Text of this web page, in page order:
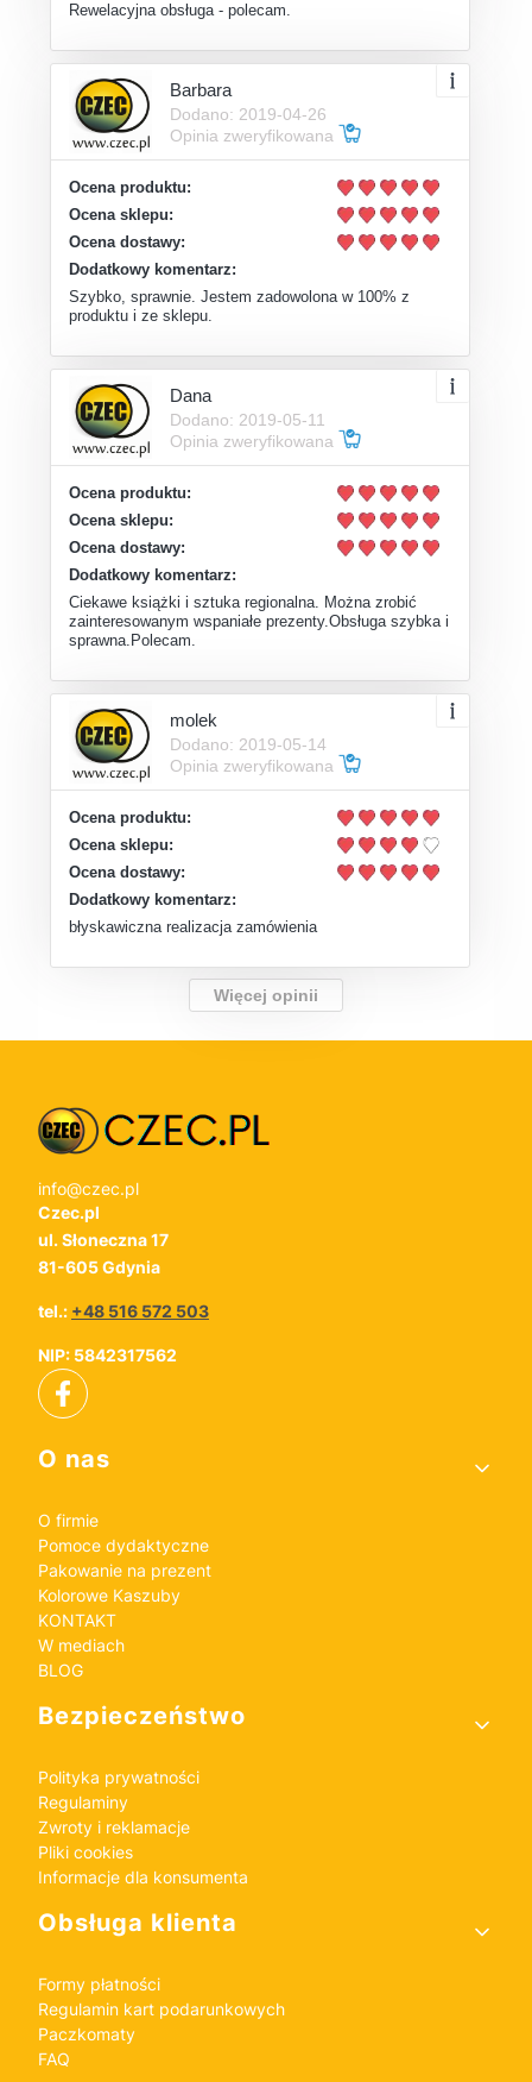
Rewelacyjna obsługa - polecam.
Barbara
Dodano: 2019-04-26
Opinia zweryfikowana
Ocena produktu:
Ocena sklepu:
Ocena dostawy:
Dodatkowy komentarz:
Szybko, sprawnie. Jestem zadowolona w 100% z
produktu i ze sklepu.
Dana
Dodano: 2019-05-11
Opinia zweryfikowana
Ocena produktu:
Ocena sklepu:
Ocena dostawy:
Dodatkowy komentarz:
Ciekawe książki i sztuka regionalna. Można zrobić
zainteresowanym wspaniałe prezenty.Obsługa szybka i
sprawna.Polecam.
molek
Dodano: 2019-05-14
Opinia zweryfikowana
Ocena produktu:
Ocena sklepu:
Ocena dostawy:
Dodatkowy komentarz:
błyskawiczna realizacja zamówienia
Więcej opinii
info@czec.pl
Czec.pl
ul. Słoneczna 17
81-605 Gdynia
tel.: +48 516 572 503
NIP: 5842317562
Linki w stopce
O nas
O firmie
Pomoce dydaktyczne
Pakowanie na prezent
Kolorowe Kaszuby
KONTAKT
W mediach
BLOG
Bezpieczeństwo
Polityka prywatności
Regulaminy
Zwroty i reklamacje
Pliki cookies
Informacje dla konsumenta
Obsługa klienta
Formy płatności
Regulamin kart podarunkowych
Paczkomaty
FAQ